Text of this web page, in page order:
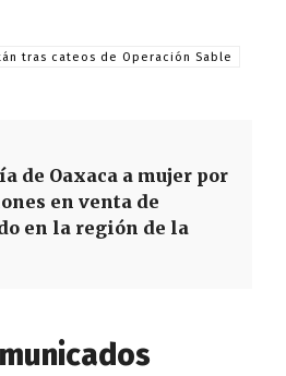
tras cateos de Operación Sable
de Oaxaca a mujer por
en venta de
en la región de la